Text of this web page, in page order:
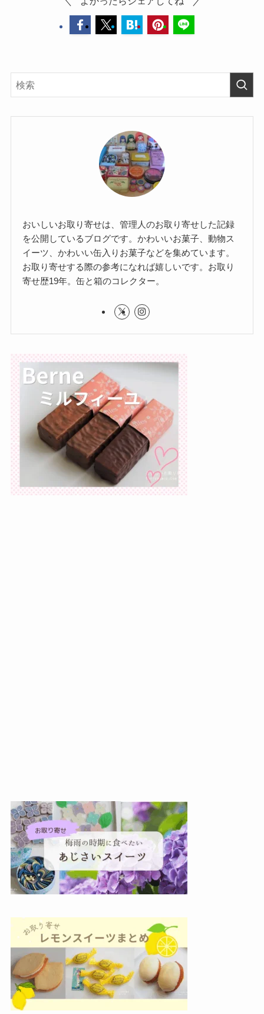
おいしいお取り寄せは、管理人のお取り寄せした記録
を公開しているブログです。かわいいお菓子、動物ス
イーツ、かわいい缶入りお菓子などを集めています。
お取り寄せする際の参考になれば嬉しいです。お取り
寄せ歴19年。缶と箱のコレクター。